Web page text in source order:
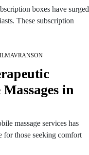
boxes have surged
These subscription
in
massage services has
for those seeking comfort